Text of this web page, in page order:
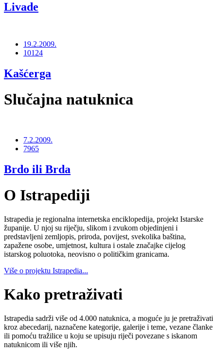
Livade
19.2.2009.
10124
Kašćerga
Slučajna natuknica
7.2.2009.
7965
Brdo ili Brda
O Istrapediji
Istrapedia je regionalna internetska enciklopedija, projekt Istarske
županije. U njoj su riječju, slikom i zvukom objedinjeni i
predstavljeni zemljopis, priroda, povijest, svekolika baština,
zapažene osobe, umjetnost, kultura i ostale značajke cijelog
istarskog poluotoka, neovisno o političkim granicama.
Više o projektu Istrapedia...
Kako pretraživati
Istrapedia sadrži više od 4.000 natuknica, a moguće ju je pretraživati
kroz abecedarij, naznačene kategorije, galerije i teme, vezane članke
ili pomoću tražilice u koju se upisuju riječi povezane s iskanom
natuknicom ili više njih.